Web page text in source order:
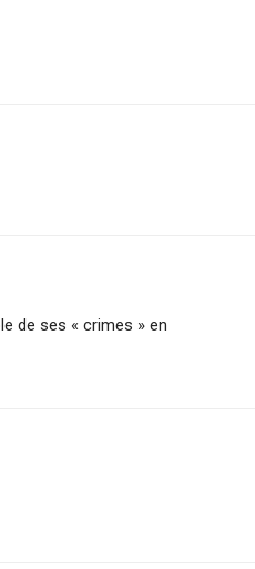
de ses « crimes » en